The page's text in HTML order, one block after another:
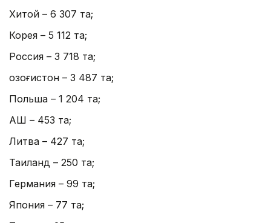
Хитой – 6 307 та;
Корея – 5 112 та;
Россия – 3 718 та;
Қозоғистон – 3 487 та;
Польша – 1 204 та;
АҚШ – 453 та;
Литва – 427 та;
Таиланд – 250 та;
Германия – 99 та;
Япония – 77 та;